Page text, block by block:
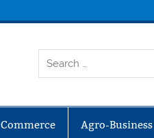
Commerce Agro-Business